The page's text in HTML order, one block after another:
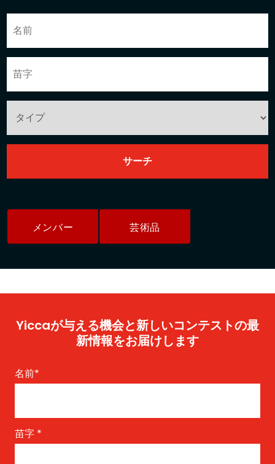
メンバー 芸術品
Yiccaが与える機会と新しいコンテストの最
新情報をお届けします
名前*
苗字 *